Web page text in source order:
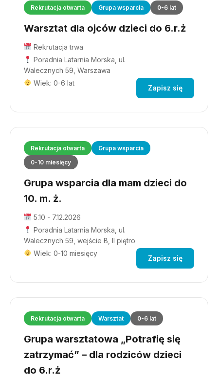
Rekrutacja otwarta Grupa wsparcia 0-6 lat
Warsztat dla ojców dzieci do 6.r.ż
Rekrutacja trwa
Poradnia Latarnia Morska, ul.
Walecznych 59, Warszawa
Wiek: 0-6 lat
Zapisz się
Rekrutacja otwarta
Grupa wsparcia
0-10 miesięcy
Grupa wsparcia dla mam dzieci do
10. m. ż.
5.10 - 7.12.2026
Poradnia Latarnia Morska, ul.
Walecznych 59, wejście B, II piętro
Wiek: 0-10 miesięcy
Zapisz się
Rekrutacja otwarta Warsztat 0-6 lat
Grupa warsztatowa „Potrafię się
zatrzymać” – dla rodziców dzieci
do 6.r.ż